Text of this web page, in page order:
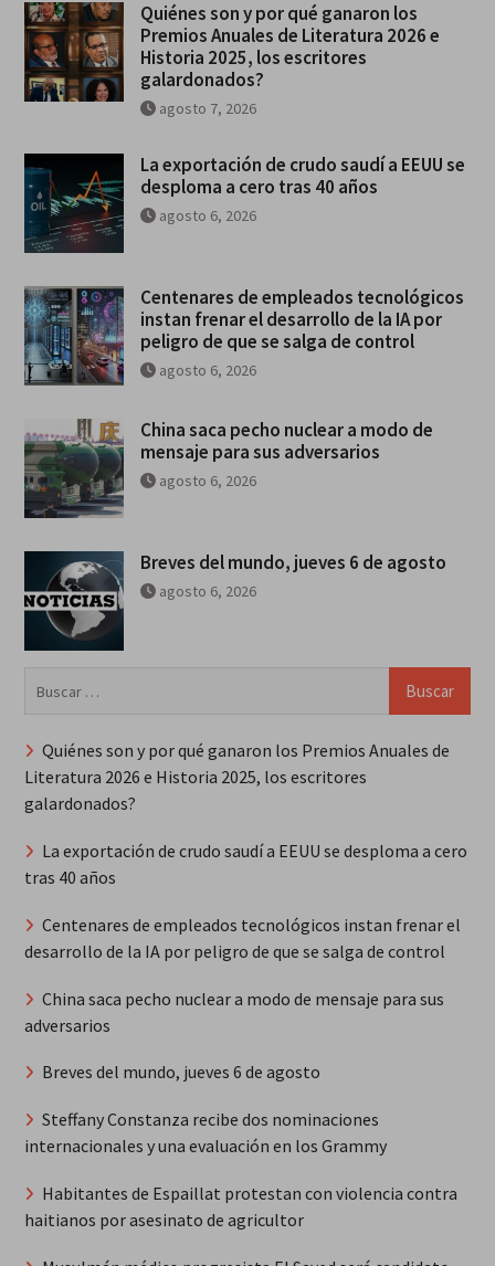
Quiénes son y por qué ganaron los
Premios Anuales de Literatura 2026 e
Historia 2025, los escritores
galardonados?
agosto 7, 2026
La exportación de crudo saudí a EEUU se
desploma a cero tras 40 años
agosto 6, 2026
Centenares de empleados tecnológicos
instan frenar el desarrollo de la IA por
peligro de que se salga de control
agosto 6, 2026
China saca pecho nuclear a modo de
mensaje para sus adversarios
agosto 6, 2026
Breves del mundo, jueves 6 de agosto
agosto 6, 2026
Quiénes son y por qué ganaron los Premios Anuales de
Literatura 2026 e Historia 2025, los escritores
galardonados?
La exportación de crudo saudí a EEUU se desploma a cero
tras 40 años
Centenares de empleados tecnológicos instan frenar el
desarrollo de la IA por peligro de que se salga de control
China saca pecho nuclear a modo de mensaje para sus
adversarios
Breves del mundo, jueves 6 de agosto
Steffany Constanza recibe dos nominaciones
internacionales y una evaluación en los Grammy
Habitantes de Espaillat protestan con violencia contra
haitianos por asesinato de agricultor